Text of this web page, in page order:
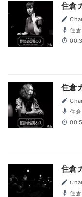
住倉
住倉
住倉
住倉
住倉
住倉